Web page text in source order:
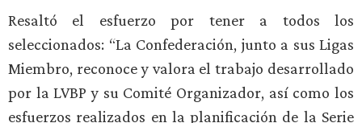
Resaltó el esfuerzo por tener a todos los
seleccionados: “La Confederación, junto a sus Ligas
Miembro, reconoce y valora el trabajo desarrollado
por la LVBP y su Comité Organizador, así como los
esfuerzos realizados en la planificación de la Serie